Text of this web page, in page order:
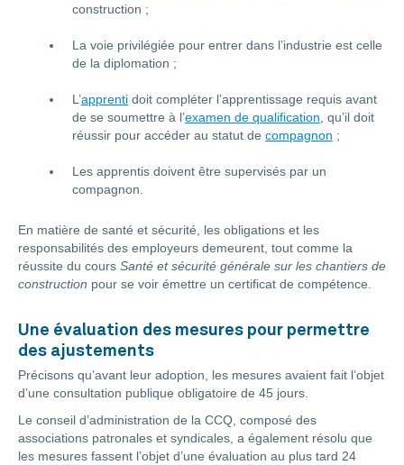
construction ;
La voie privilégiée pour entrer dans l’industrie est celle
de la diplomation ;
L’apprenti doit compléter l’apprentissage requis avant
de se soumettre à l’examen de qualification , qu’il doit
réussir pour accéder au statut de compagnon ;
Les apprentis doivent être supervisés par un
compagnon.
En matière de santé et sécurité, les obligations et les
responsabilités des employeurs demeurent, tout comme la
réussite du cours Santé et sécurité générale sur les chantiers de
construction pour se voir émettre un certificat de compétence.
Une évaluation des mesures pour permettre
des ajustements
Précisons qu’avant leur adoption, les mesures avaient fait l’objet
d’une consultation publique obligatoire de 45 jours.
Le conseil d’administration de la CCQ, composé des
associations patronales et syndicales, a également résolu que
les mesures fassent l’objet d’une évaluation au plus tard 24